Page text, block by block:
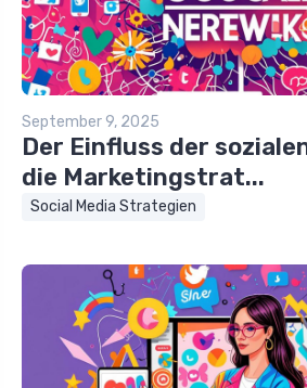
September 9, 2025
Der Einfluss der
die Marketingstrat...
Social Media Strategien